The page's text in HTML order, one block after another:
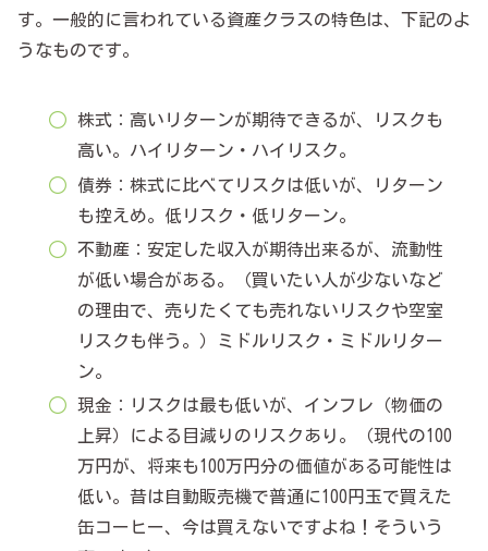
す。一般的に言われている資産クラスの特色は、下記のよ
うなものです。
株式：高いリターンが期待できるが、リスクも
高い。ハイリターン・ハイリスク。
債券：株式に比べてリスクは低いが、リターン
も控えめ。低リスク・低リターン。
不動産：安定した収入が期待出来るが、流動性
が低い場合がある。（買いたい人が少ないなど
の理由で、売りたくても売れないリスクや空室
リスクも伴う。）ミドルリスク・ミドルリター
ン。
現金：リスクは最も低いが、インフレ（物価の
上昇）による目減りのリスクあり。（現代の100
万円が、将来も100万円分の価値がある可能性は
低い。昔は自動販売機で普通に100円玉で買えた
缶コーヒー、今は買えないですよね！そういう